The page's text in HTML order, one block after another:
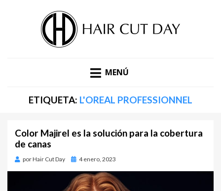
BLOG DE TENDENCIAS |
HAIR CUT DAY
ESTÉTICA Y MODA. BLOG DE HAIR CUT DAY.
MENÚ
ETIQUETA: L'OREAL PROFESSIONNEL
Color Majirel es la solución para la cobertura
de canas
porHair Cut Day
Publicado
4 enero, 2023